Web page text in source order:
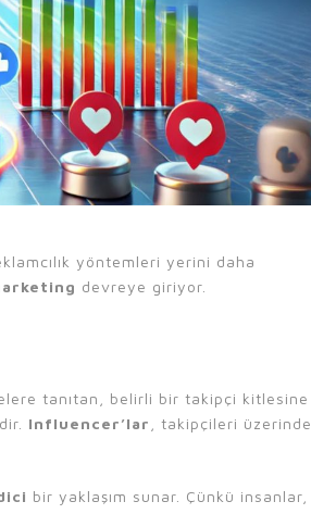
yöntemleri yerini daha
devreye giriyor.
tanıtan, belirli bir takipçi kitlesine
Influencer’lar
, takipçileri üzerinde
bir yaklaşım sunar. Çünkü insanlar,